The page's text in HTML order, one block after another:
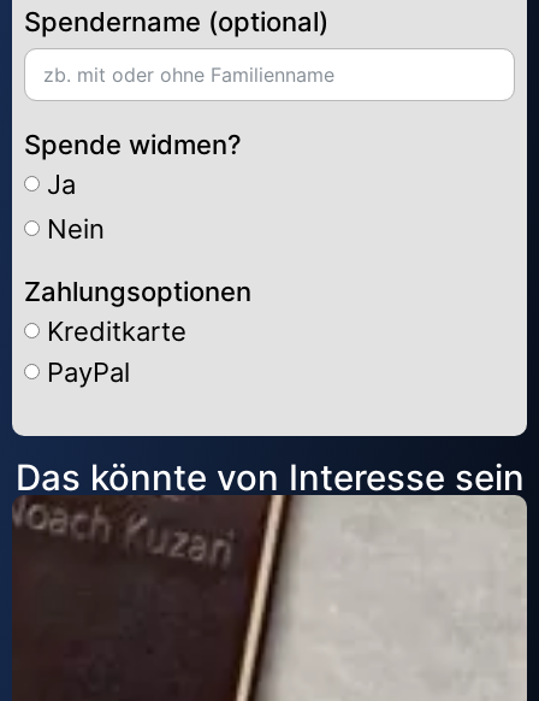
Spendername (optional)
Spende widmen?
Ja
Nein
Zahlungsoptionen
Kreditkarte
PayPal
Alternative:
Das könnte von Interesse sein